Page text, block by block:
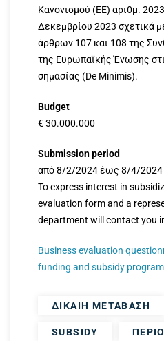
Κανονισμού (ΕΕ) αριθμ.
Δεκεμβρίου 2023 σχετικά
άρθρων 107 και 108 της
της Ευρωπαϊκής Ένωσης
σημασίας (De Minimis).
Budget
€ 30.000.000
Submission period
από 8/2/2024 έως 8/4/2024
To express interest in
evaluation form and a
department will contact you
Business evaluation
funding and subsidy
ΔΙΚΑΙΗ ΜΕΤΑΒΑΣΗ
SUBSIDY